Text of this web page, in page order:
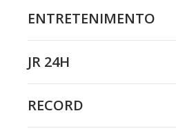
ENTRETENIMENTO
JR 24H
RECORD